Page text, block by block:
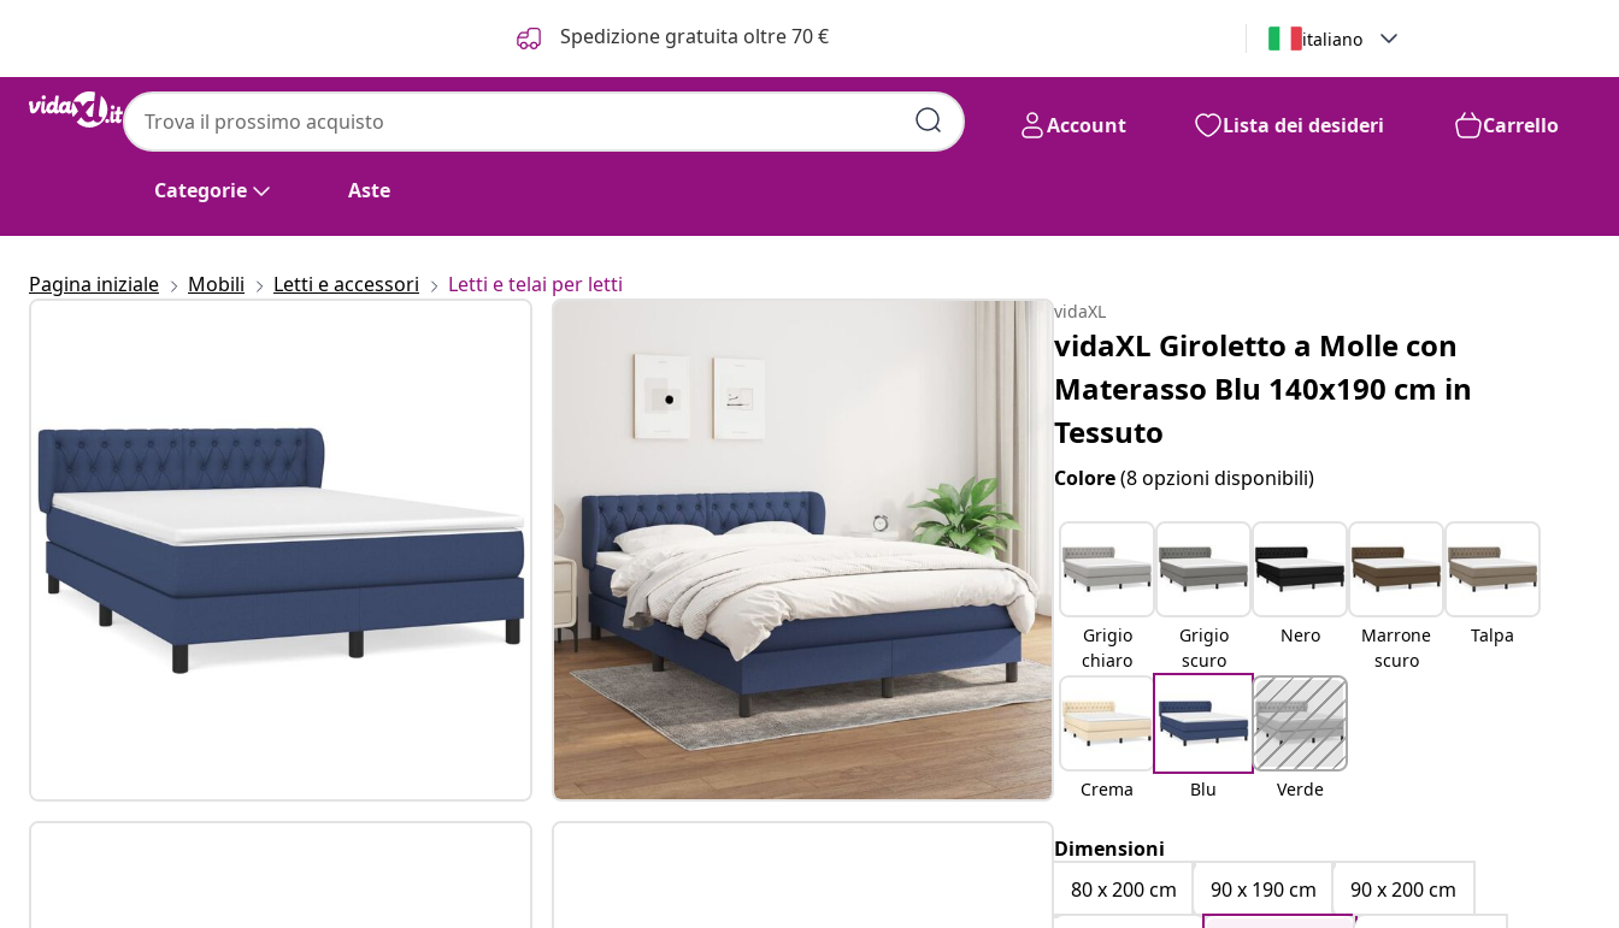
Spedizione gratuita oltre 70 € italiano
Categorie Aste
Account Lista dei desideri Carrello
Pagina iniziale Mobili Letti e accessori Letti e telai per letti
vidaXL
vidaXL Giroletto a Molle con
Materasso Blu 140x190 cm in
Tessuto
Colore(8 opzioni disponibili)
Grigio
chiaro
Grigio
scuro
Nero
Marrone
scuro
Talpa
Crema Blu Verde
Dimensioni
80 x 200 cm
90 x 190 cm
90 x 200 cm